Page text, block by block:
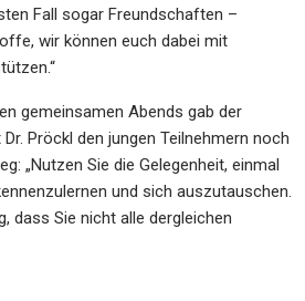
Fall sogar Freundschaften –
wir können euch dabei mit
gemeinsamen Abends gab der
Pröckl den jungen Teilnehmern noch
„Nutzen Sie die Gelegenheit, einmal
und sich auszutauschen.
dass Sie nicht alle dergleichen